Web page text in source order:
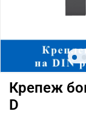
Крепеж
D